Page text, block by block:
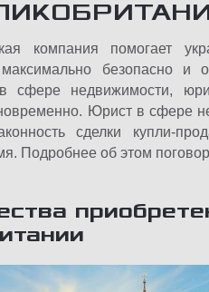
компания помогает
максимально безопасно и
сфере недвижимости,
Юрист в сфере
сделки купли-
Подробнее об этом